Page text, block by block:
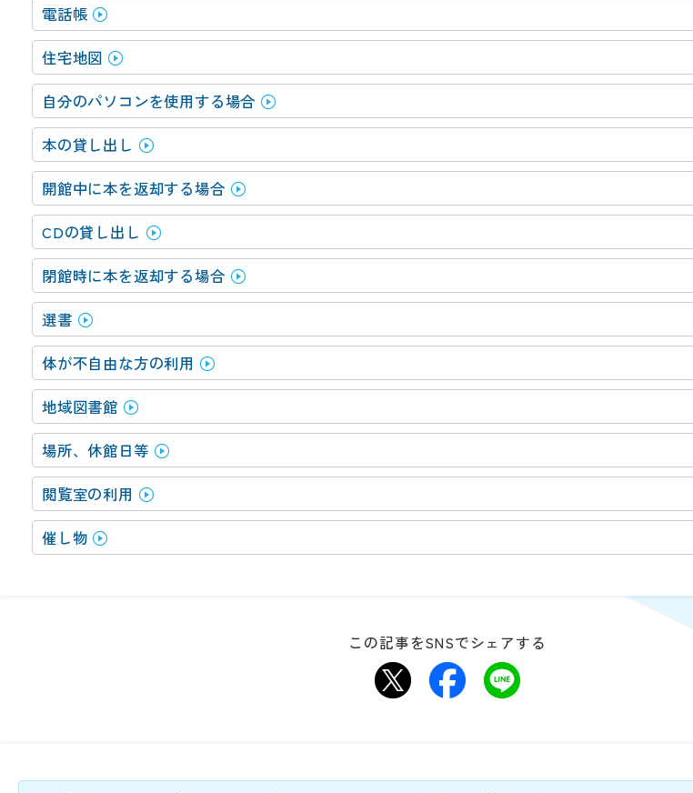
電話帳
住宅地図
自分のパソコンを使用する場合
本の貸し出し
開館中に本を返却する場合
CDの貸し出し
閉館時に本を返却する場合
選書
体が不自由な方の利用
地域図書館
場所、休館日等
閲覧室の利用
催し物
この記事をSNSでシェアする